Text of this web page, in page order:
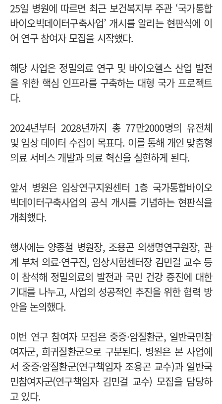
25일 병원에 따르면 최근 보건복지부 주관 ‘국가통합
바이오빅데이터구축사업’ 개시를 알리는 현판식에 이
어 연구 참여자 모집을 시작했다.
해당 사업은 정밀의료 연구 및 바이오헬스 산업 발전
을 위한 핵심 인프라를 구축하는 대형 국가 프로젝트
다.
2024년부터 2028년까지 총 77만2000명의 유전체
및 임상 데이터 수집이 목표다. 이를 통해 개인 맞춤형
의료 서비스 개발과 의료 혁신을 실현하게 된다.
앞서 병원은 임상연구지원센터 1층 국가통합바이오
빅데이터구축사업의 공식 개시를 기념하는 현판식을
개최했다.
행사에는 양종철 병원장, 조용곤 의생명연구원장, 관
계 부처 의료·연구진, 임상시험센터장 김민걸 교수 등
이 참석해 정밀의료의 발전과 국민 건강 증진에 대한
기대를 나누고, 사업의 성공적인 추진을 위한 협력 방
안을 논의했다.
이번 연구 참여자 모집은 중증·암질환군, 일반국민참
여자군, 희귀질환군으로 구분된다. 병원은 본 사업에
서 중증·암질환군(연구책임자 조용곤 교수)과 일반국
민참여자군(연구책임자 김민걸 교수) 모집을 담당하
고 있다.